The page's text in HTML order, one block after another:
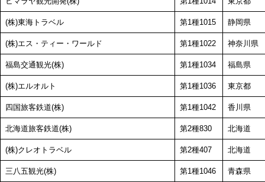
(株)東海トラベル 第1種1015 静岡県
(株)エス・ティー・ワールド 第1種1022 神奈川県
福島交通観光(株) 第1種1034 福島県
(株)エルオルト 第1種1036 東京都
四国旅客鉄道(株) 第1種1042 香川県
北海道旅客鉄道(株) 第2種830 北海道
(株)クレオトラベル 第2種407 北海道
三八五観光(株) 第1種1046 青森県